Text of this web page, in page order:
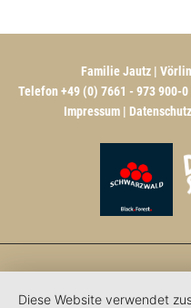
Familie Jautz |
Telefon +49 (0) 7661 - 973 900-
Impressum | Datenschutz
Diese Website verwendet